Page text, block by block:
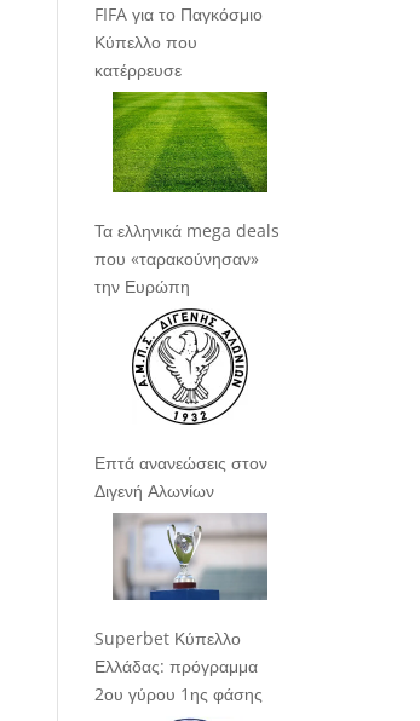
FIFA για το Παγκόσμιο
Κύπελλο που
κατέρρευσε
Τα ελληνικά mega deals
που «ταρακούνησαν»
την Ευρώπη
Επτά ανανεώσεις στον
Διγενή Αλωνίων
Superbet Κύπελλο
Ελλάδας: πρόγραμμα
2ου γύρου 1ης φάσης